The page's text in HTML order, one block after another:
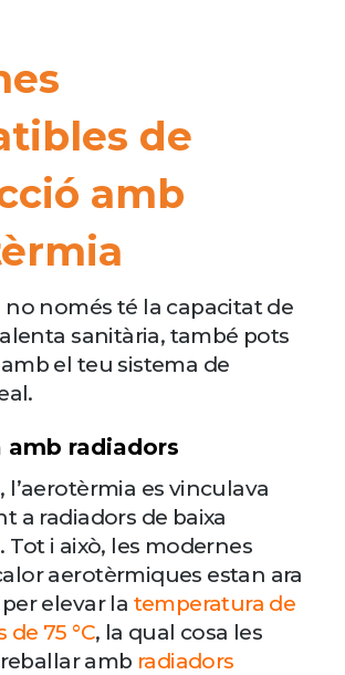
de
amb
no només té la capacitat de
sanitària, també pots
el teu sistema de
radiadors
l’aerotèrmia es vinculava
a radiadors de baixa
i això, les modernes
aerotèrmiques estan ara
elevar la temperatura de
de 75 °C, la qual cosa les
amb radiadors